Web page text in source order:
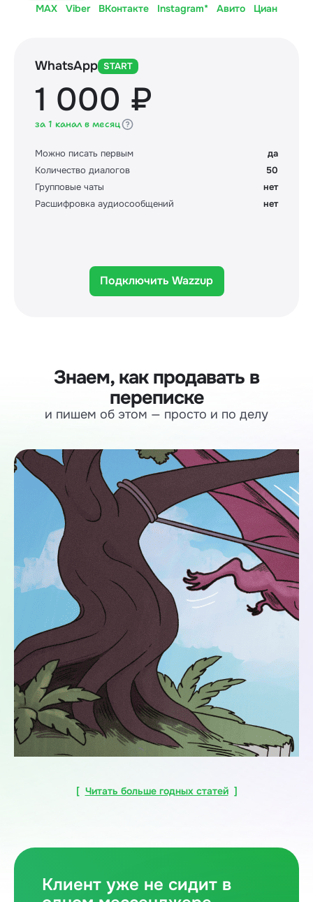
MAX
Viber ВКонтакте Instagram* Авито Циан
WhatsApp START
1 000 ₽
за 1 канал в месяц
Можно писать первым
да
Количество диалогов
50
Групповые чаты
нет
Расшифровка аудиосообщений
нет
Подключить Wazzup
Знаем, как продавать в
переписке
и пишем об этом — просто и по делу
[ Читать больше годных статей]
Клиент уже не сидит в